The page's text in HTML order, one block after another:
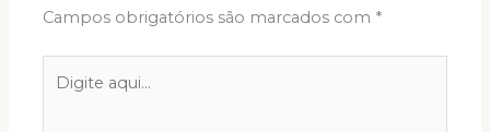
Campos obrigatórios são marcados com *